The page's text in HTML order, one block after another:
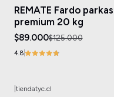
REMATE Fardo parkas
premium 20 kg
$89.000$125.000
4.8
tiendatyc.cl